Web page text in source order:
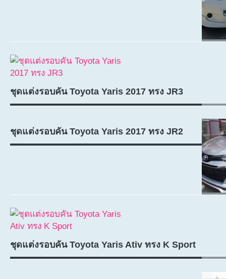
ชุดแต่งรอบคัน Toyota Yaris 2017 ทรง JR3
ชุดแต่งรอบคัน Toyota Yaris 2017 ทรง JR2
ชุดแต่งรอบคัน Toyota Yaris Ativ ทรง K Sport